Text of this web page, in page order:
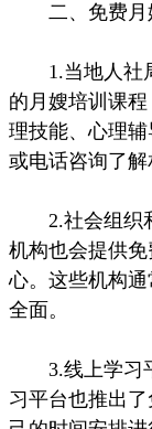
二、免费月
1.当地人社局
的月嫂培训课
理技能、心理
或电话咨询了解
2.社会组织和
机构也会提供
心。这些机构
全面。
3.线上学习平
习平台也推出